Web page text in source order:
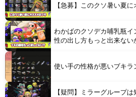
【急募】このクソ暑い夏
わかばのクソデカ哺乳瓶
性の出し方もっと出来ない
使い手の性格が悪いブキラ
【疑問】ミラーグループ